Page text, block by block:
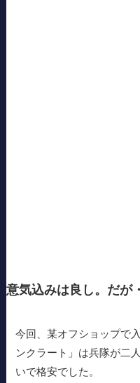
意気込みは良し。だが
今回、某オフショップで
ンクラート」は兵隊が二
いで格安でした。